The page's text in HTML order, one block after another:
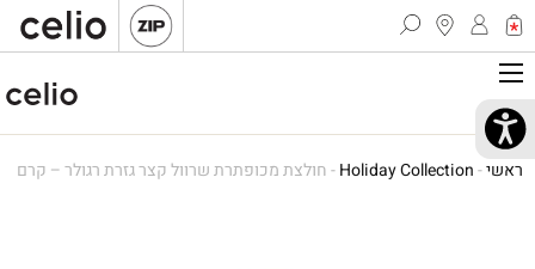
ראשי-
Holiday Collection
-חולצת מכופתרת שרוול קצר גזרת רגולר – קרם